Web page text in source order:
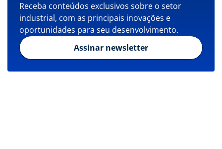
Receba conteúdos exclusivos sobre o setor
industrial, com as principais inovações e
oportunidades para seu desenvolvimento.
Assinar newsletter